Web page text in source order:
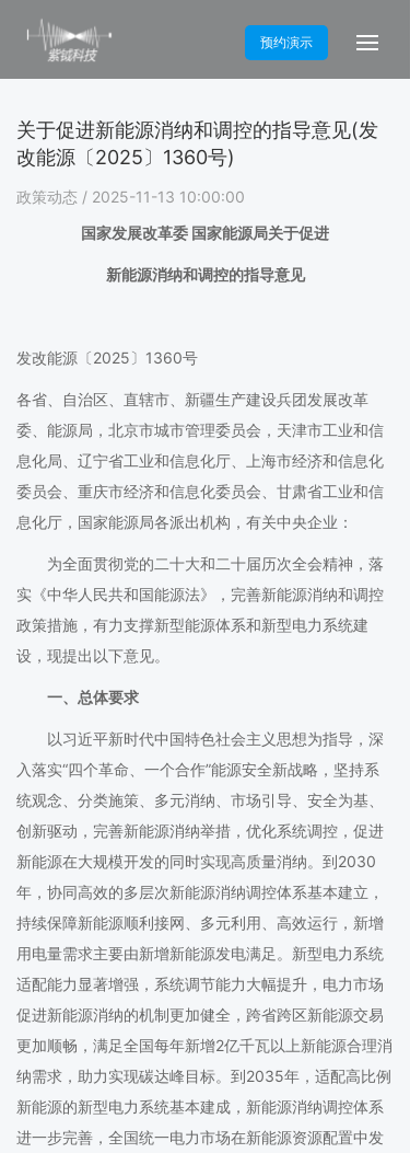
预约演示
关于促进新能源消纳和调控的指导意见(发
改能源〔2025〕1360号)
政策动态 / 2025-11-13 10:00:00
国家发展改革委 国家能源局关于促进
新能源消纳和调控的指导意见
发改能源〔2025〕1360号
各省、自治区、直辖市、新疆生产建设兵团发展改革
委、能源局，北京市城市管理委员会，天津市工业和信
息化局、辽宁省工业和信息化厅、上海市经济和信息化
委员会、重庆市经济和信息化委员会、甘肃省工业和信
息化厅，国家能源局各派出机构，有关中央企业：
为全面贯彻党的二十大和二十届历次全会精神，落
实《中华人民共和国能源法》，完善新能源消纳和调控
政策措施，有力支撑新型能源体系和新型电力系统建
设，现提出以下意见。
一、总体要求
以习近平新时代中国特色社会主义思想为指导，深
入落实“四个革命、一个合作”能源安全新战略，坚持系
统观念、分类施策、多元消纳、市场引导、安全为基、
创新驱动，完善新能源消纳举措，优化系统调控，促进
新能源在大规模开发的同时实现高质量消纳。到2030
年，协同高效的多层次新能源消纳调控体系基本建立，
持续保障新能源顺利接网、多元利用、高效运行，新增
用电量需求主要由新增新能源发电满足。新型电力系统
适配能力显著增强，系统调节能力大幅提升，电力市场
促进新能源消纳的机制更加健全，跨省跨区新能源交易
更加顺畅，满足全国每年新增2亿千瓦以上新能源合理消
纳需求，助力实现碳达峰目标。到2035年，适配高比例
新能源的新型电力系统基本建成，新能源消纳调控体系
进一步完善，全国统一电力市场在新能源资源配置中发